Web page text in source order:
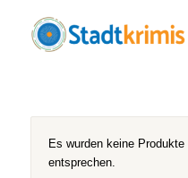
Es wurden keine
entsprechen.